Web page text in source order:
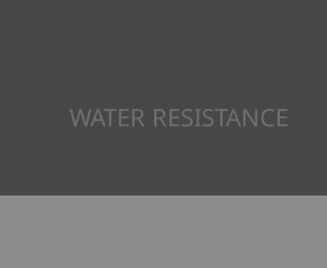
WATER RESISTANCE